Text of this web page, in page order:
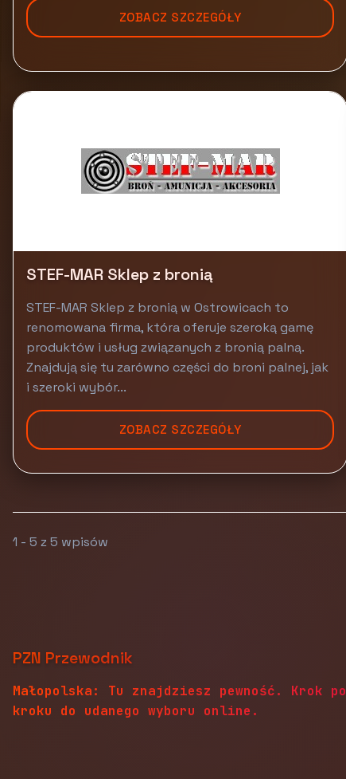
ZOBACZ SZCZEGÓŁY
STEF-MAR Sklep z bronią
STEF-MAR Sklep z bronią w Ostrowicach to
renomowana firma, która oferuje szeroką gamę
produktów i usług związanych z bronią palną.
Znajdują się tu zarówno części do broni palnej, jak
i szeroki wybór...
ZOBACZ SZCZEGÓŁY
1 - 5 z 5 wpisów
PZN Przewodnik
Małopolska: Tu znajdziesz pewność. Krok po
kroku do udanego wyboru online.